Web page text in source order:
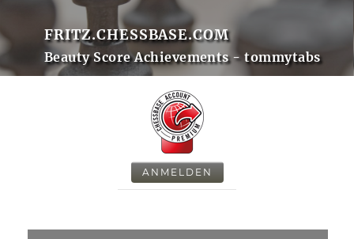
FRITZ.CHESSBASE.COM
Beauty Score Achievements - tommytabs
ANMELDEN